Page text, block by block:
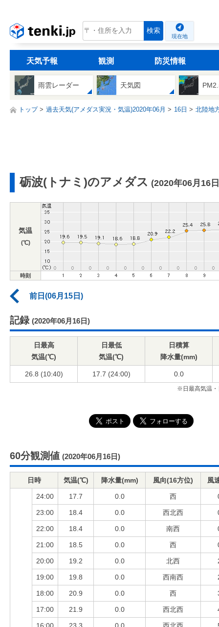
tenki.jp 検索
現在地
天気予報 観測 防災情報
雨雲レーダー 天気図
トップ 過去天気(アメダス実況・気温)2020年06月 16日 北陸地
砺波(トナミ)のアメダス (2020年06月16
気温
(℃)
時刻
前日(06月15日)
記録 (2020年06月16日)
日最高
気温(℃)
日最低
気温(℃)
日積算
降水量(mm)
26.8 (10:40) 17.7 (24:00) 0.0
※日最高気温・
60分観測値 (2020年06月16日)
日時 気温(℃) 降水量(mm) 風向(16方位) 風
24:00 17.7 0.0 西
23:00 18.4 0.0 西北西
22:00 18.4 0.0 南西
21:00 18.5 0.0 西
20:00 19.2 0.0 北西
19:00 19.8 0.0 西南西
18:00 20.9 0.0 西
17:00 21.9 0.0 西北西